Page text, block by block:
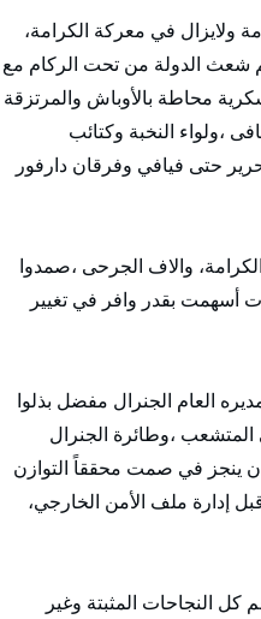
ولايزال في معركة الكرامة،
شعث الدولة من تحت الركام مع
محاطة بالأوباش والمرتزقة
،ولواء النخبة وكتائب
حتى فيافي وفرقان دارفور
والاف الجرحى ،صمدوا
أسهمت بقدر وافر في تغيير
العام الجنرال مفضل بذلوا
،وطائرة الجنرال
ينجز في صمت محققاً التوازن
إدارة ملف الأمن الخارجي،
النجاحات المثبتة وغير